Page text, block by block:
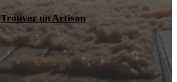
Trouver un Artisan